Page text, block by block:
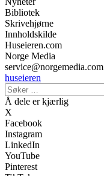
Bibliotek
Skrivehjørne
Innholdskilde
Huseieren.com
Norge Media
service@norgemedia.com
huseieren
Å dele er kjærlig
X
Facebook
Instagram
LinkedIn
YouTube
Pinterest